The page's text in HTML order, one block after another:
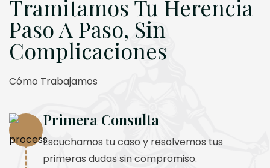
Tramitamos Tu Herencia
Paso A Paso, Sin
Complicaciones
Cómo Trabajamos
Primera Consulta
Escuchamos tu caso y resolvemos tus
primeras dudas sin compromiso.